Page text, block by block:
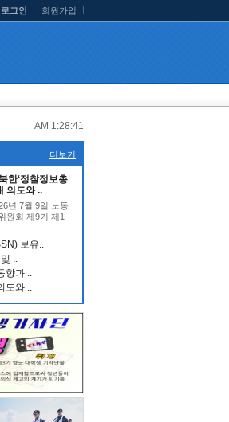
로그인 회원가입
AM 1:28:42
더보기
한‘정찰정보총
의도와 ..
년 7월 9일 노동
원회 제9기 제1
보유..
..
향과 ..
도와 ..